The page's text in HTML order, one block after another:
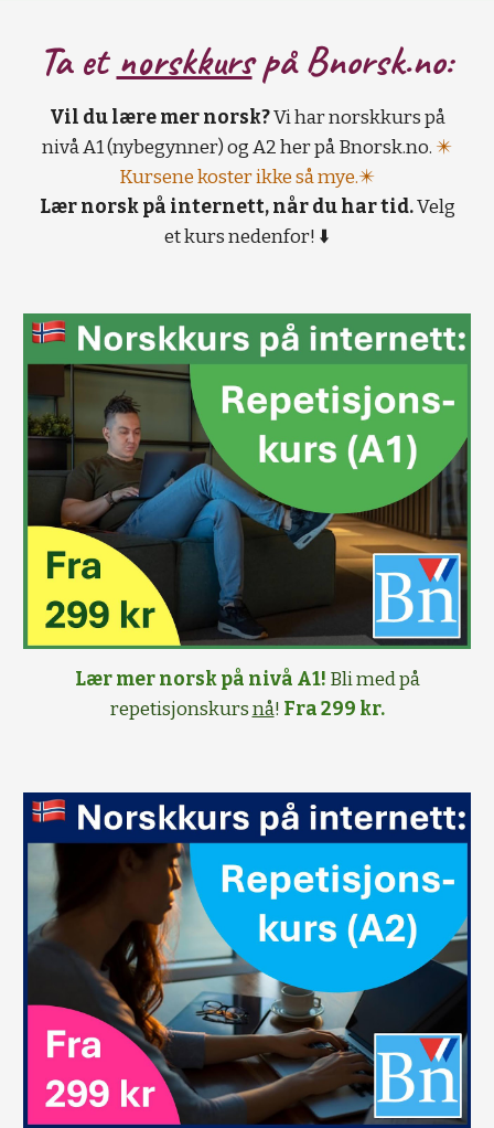
Ta et norskkurspå Bnorsk.no:
Vil du lære mer norsk?Vi har norskkurs på
nivå A1 (nybegynner) og A2 her på Bnorsk.no. ✴️
Kursene koster ikke så mye.✴️
Lær norsk på internett, når du har tid.Velg
et kurs nedenfor! ⬇️
Lær mer norsk på nivå A1! Bli med på
repetisjonskursnå! Fra 299 kr.